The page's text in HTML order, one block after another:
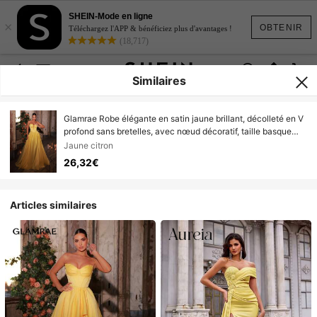
OBTENIR
×
SHEIN-Mode en ligne
Téléchargez l'APP & bénéficiez plus d'avantages !
(18,717)
Similaires
Glamrae Robe élégante en satin jaune brillant, décolleté en V
profond sans bretelles, avec nœud décoratif, taille basque
extra large, ourlet extra large, dos réglable. Convient pour les
sorties, les vacances, les anniversaires, les fêtes, les
mariages, les bals de promo et les galas formels.
Jaune citron
26,32€
Articles similaires